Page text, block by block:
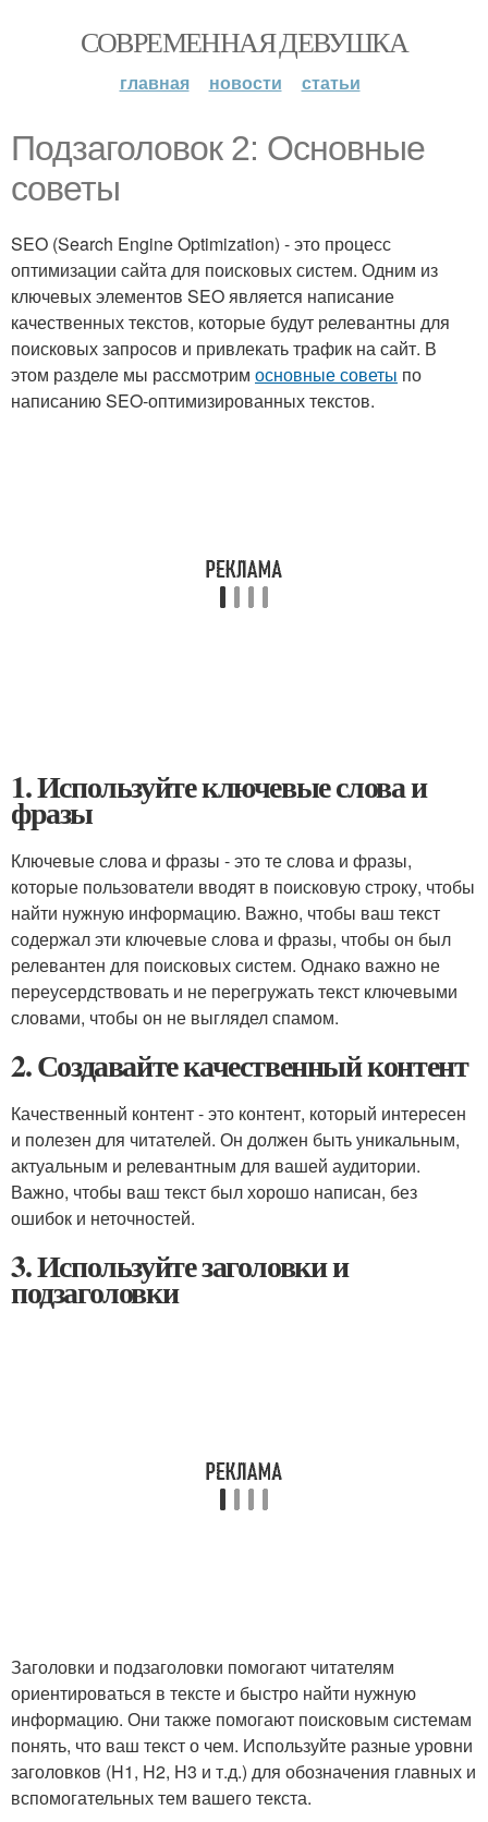
СОВРЕМЕННАЯ ДЕВУШКА
главная новости статьи
Подзаголовок 2: Основные
советы
SEO (Search Engine Optimization) - это процесс
оптимизации сайта для поисковых систем. Одним из
ключевых элементов SEO является написание
качественных текстов, которые будут релевантны для
поисковых запросов и привлекать трафик на сайт. В
этом разделе мы рассмотрим основные советы по
написанию SEO-оптимизированных текстов.
1. Используйте ключевые слова и
фразы
Ключевые слова и фразы - это те слова и фразы,
которые пользователи вводят в поисковую строку, чтобы
найти нужную информацию. Важно, чтобы ваш текст
содержал эти ключевые слова и фразы, чтобы он был
релевантен для поисковых систем. Однако важно не
переусердствовать и не перегружать текст ключевыми
словами, чтобы он не выглядел спамом.
2. Создавайте качественный контент
Качественный контент - это контент, который интересен
и полезен для читателей. Он должен быть уникальным,
актуальным и релевантным для вашей аудитории.
Важно, чтобы ваш текст был хорошо написан, без
ошибок и неточностей.
3. Используйте заголовки и
подзаголовки
Заголовки и подзаголовки помогают читателям
ориентироваться в тексте и быстро найти нужную
информацию. Они также помогают поисковым системам
понять, что ваш текст о чем. Используйте разные уровни
заголовков (H1, H2, H3 и т.д.) для обозначения главных и
вспомогательных тем вашего текста.